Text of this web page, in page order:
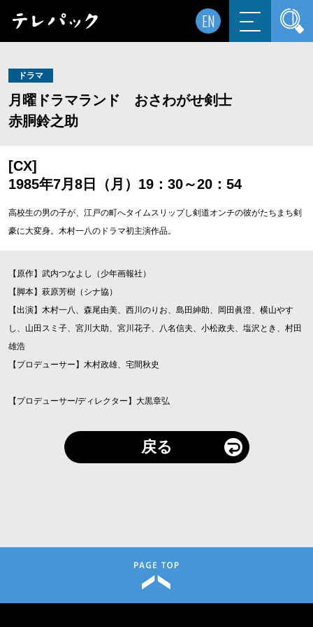
EN
ドラマ
月曜ドラマランド おさわがせ剣士
赤胴鈴之助
[CX]
1985年7月8日（月）19：30～20：54
高校生の男の子が、江戸の町へタイムスリップし剣道オンチの彼がたちまち剣
豪に大変身。木村一八のドラマ初主演作品。
【原作】武内つなよし（少年画報社）
【脚本】萩原芳樹（シナ協）
【出演】木村一八、森尾由美、西川のりお、島田紳助、岡田眞澄、横山やす
し、山田スミ子、宮川大助、宮川花子、八名信夫、小松政夫、塩沢とき、村田
雄浩
【プロデューサー】木村政雄、宅間秋史
【プロデューサー/ディレクター】大黒章弘
戻る